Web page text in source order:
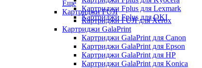
Картриджи Fplus для Lexmark
Картриджи Fplus для OKI
Еще
Картриджи FUJI
Картриджи FUJI для Xerox
Картриджи GalaPrint
Картриджи GalaPrint для Canon
Картриджи GalaPrint для Epson
Картриджи GalaPrint для HP
Картриджи GalaPrint для Konica